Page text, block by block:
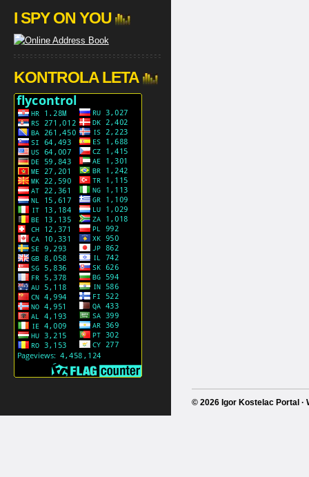
I SPY ON YOU
KONTROLA LETA
© 2026 Igor Kostelac Portal